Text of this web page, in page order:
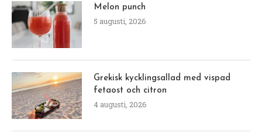
Melon punch
5 augusti, 2026
Grekisk kycklingsallad med vispad
fetaost och citron
4 augusti, 2026